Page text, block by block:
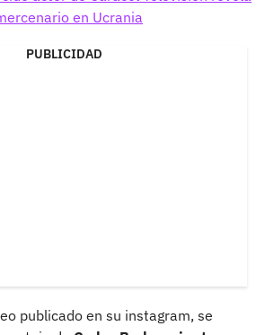
en Ucrania
PUBLICIDAD
publicado en su instagram, se